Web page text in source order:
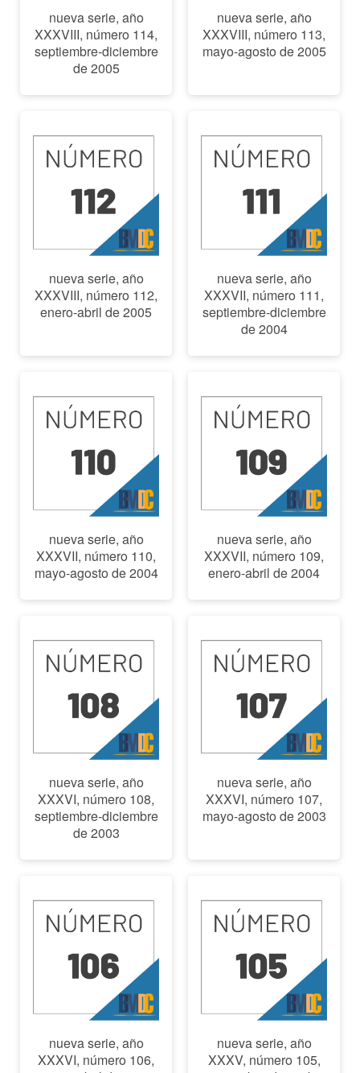
nueva serie, año
XXXVIII, número 114,
septiembre-diciembre
de 2005
nueva serie, año
XXXVIII, número 113,
mayo-agosto de 2005
nueva serie, año
XXXVIII, número 112,
enero-abril de 2005
nueva serie, año
XXXVII, número 111,
septiembre-diciembre
de 2004
nueva serie, año
XXXVII, número 110,
mayo-agosto de 2004
nueva serie, año
XXXVII, número 109,
enero-abril de 2004
nueva serie, año
XXXVI, número 108,
septiembre-diciembre
de 2003
nueva serie, año
XXXVI, número 107,
mayo-agosto de 2003
nueva serie, año
XXXVI, número 106,
nueva serie, año
XXXV, número 105,